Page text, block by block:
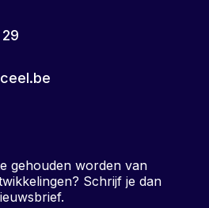
gehouden worden van
Schrijf je dan